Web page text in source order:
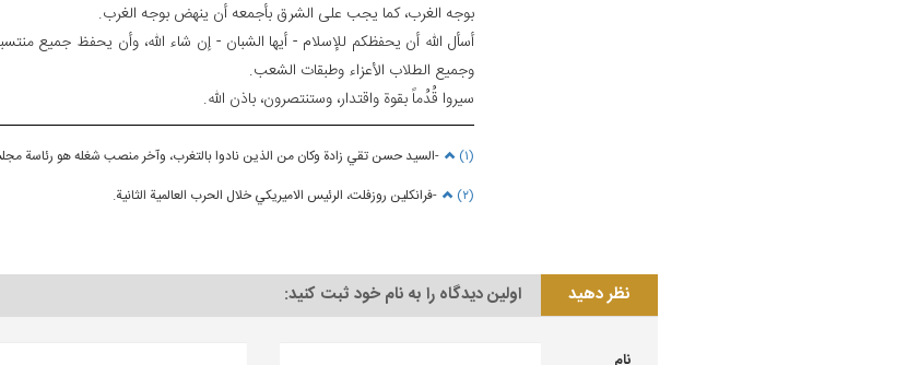
بوجه الغرب، كما يجب على الشرق بأجمعه أن ينهض بوجه الغرب.
أسأل الله أن يحفظكم للإسلام - أيها الشبان - إن شاء الله، وأن يحفظ جميع
وجميع الطلاب الأعزاء وطبقات الشعب.
سيروا قُدُماً بقوة واقتدار، وستنتصرون، باذن الله.
(۱)
-السيد حسن تقي زادة وكان من الذين نادوا بالتغرب، وآخر منصب شغله هو رئاسة
(۲)
-فرانكلين روزفلت، الرئيس الاميريكي خلال الحرب العالمية الثانية.
نظر دهید اولین دیدگاه را به نام خود ثبت کنید: